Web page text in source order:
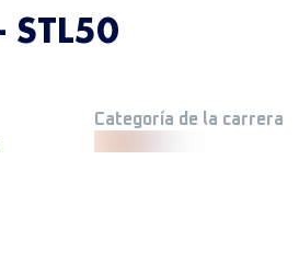
Categoría de la carrera